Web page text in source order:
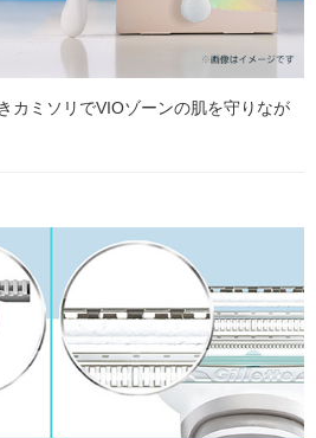
カミソリでVIOゾーンの肌を守りなが